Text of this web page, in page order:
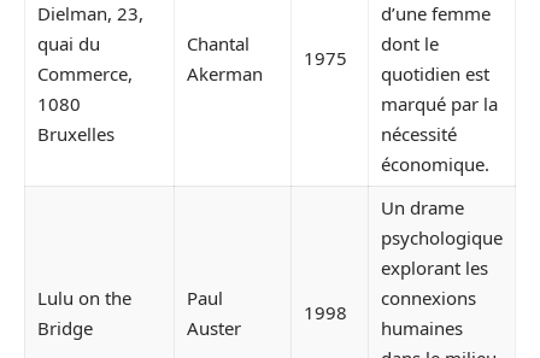
Dielman, 23,
quai du
Commerce,
1080
Bruxelles
Chantal
Akerman
1975
d’une femme
dont le
quotidien est
marqué par la
nécessité
économique.
Lulu on the
Bridge
Paul
Auster
1998
Un drame
psychologique
explorant les
connexions
humaines